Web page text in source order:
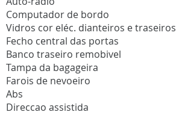
Computador de bordo
Vidros cor eléc. dianteiros e traseiros
Fecho central das portas
Banco traseiro remobivel
Tampa da bagageira
Farois de nevoeiro
Abs
Direccao assistida